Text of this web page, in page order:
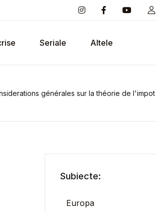
Seriale Altele
générales sur la théorie de l'impot et
Subiecte:
Europa